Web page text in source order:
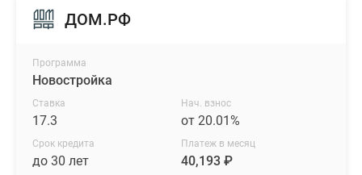
ДОМ.РФ
Программа
Новостройка
Ставка
17.3
Нач. взнос
от 20.01%
Срок кредита
до 30 лет
Платеж в месяц
40,193 ₽